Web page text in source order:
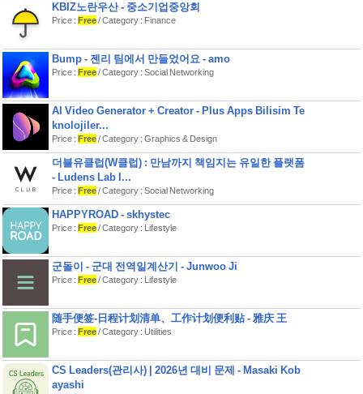
KBIZ노란우산 - 중소기업중앙회
Price : Free/ Category : Finance
Bump - 젠리 팀에서 만들었어요 - amo
Price : Free/ Category : Social Networking
AI Video Generator + Creator - Plus Apps Bilisim Te
knolojiler...
Price : Free/ Category : Graphics & Design
더블유클럽(W클럽) : 만남까지 책임지는 유일한 플랫폼
- Ludens Lab I...
Price : Free/ Category : Social Networking
HAPPYROAD - skhystec
Price : Free/ Category : Lifestyle
군돌이 - 군대 전역일계산기 - Junwoo Ji
Price : Free/ Category : Lifestyle
随手便签-日程计划清单、工作计划便利贴 - 雅庆 王
Price : Free/ Category : Utilities
CS Leaders(관리사) | 2026년 대비 문제 - Masaki Kob
ayashi